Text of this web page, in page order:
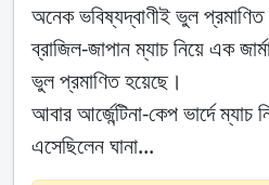
অনেক ভবিষ্যদ্বাণীই ভুল
ব্রাজিল-জাপান ম্যাচ নিয়ে এক
ভুল প্রমাণিত হয়েছে।
আবার আর্জেন্টিনা-কেপ ভার্দে
এসেছিলেন ঘানা...